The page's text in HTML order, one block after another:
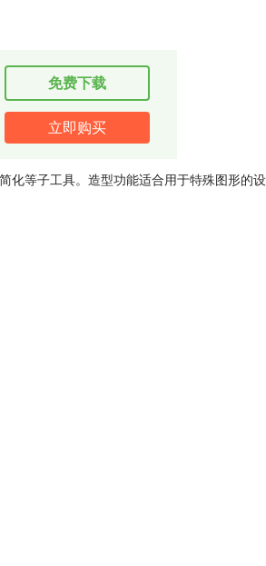
免费下载
立即购买
化等子工具。造型功能适合用于特殊图形的设